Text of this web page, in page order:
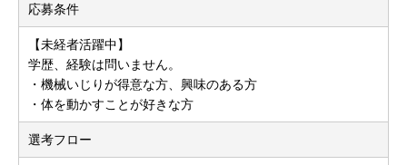
応募条件
【未経者活躍中】
学歴、経験は問いません。
・機械いじりが得意な方、興味のある方
・体を動かすことが好きな方
選考フロー